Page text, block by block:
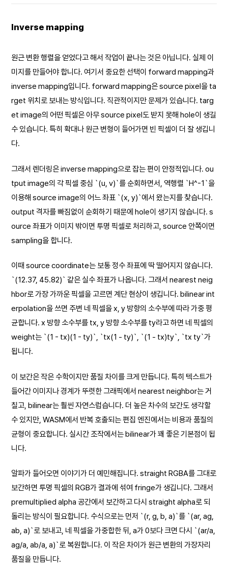
Inverse mapping
원근 변환 행렬을 얻었다고 해서 작업이 끝나는 것은 아닙니다. 실제 이
미지를 만들어야 합니다. 여기서 중요한 선택이 forward mapping과
inverse mapping입니다. forward mapping은 source pixel을 ta
rget 위치로 보내는 방식입니다. 직관적이지만 문제가 있습니다. targ
et image의 어떤 픽셀은 아무 source pixel도 받지 못해 hole이 생길
수 있습니다. 특히 확대나 원근 변형이 들어가면 빈 픽셀이 더 잘 생깁니
다.
그래서 렌더링은 inverse mapping으로 잡는 편이 안정적입니다. ou
tput image의 각 픽셀 중심 `(u, v)`를 순회하면서, 역행렬 `H^-1`을
이용해 source image의 어느 좌표 `(x, y)`에서 왔는지를 찾습니다.
output 격자를 빠짐없이 순회하기 때문에 hole이 생기지 않습니다. s
ource 좌표가 이미지 밖이면 투명 픽셀로 처리하고, source 안쪽이면
sampling을 합니다.
이때 source coordinate는 보통 정수 좌표에 딱 떨어지지 않습니다.
`(12.37, 45.82)` 같은 실수 좌표가 나옵니다. 그래서 nearest neig
hbor로 가장 가까운 픽셀을 고르면 계단 현상이 생깁니다. bilinear int
erpolation을 쓰면 주변 네 픽셀을 x, y 방향의 소수부에 따라 가중 평
균합니다. x 방향 소수부를 tx, y 방향 소수부를 ty라고 하면 네 픽셀의
weight는 `(1 - tx)(1 - ty)`, `tx(1 - ty)`, `(1 - tx)ty`, `tx ty`가
됩니다.
이 보간은 작은 수학이지만 품질 차이를 크게 만듭니다. 특히 텍스트가
들어간 이미지나 경계가 뚜렷한 그래픽에서 nearest neighbor는 거
칠고, bilinear는 훨씬 자연스럽습니다. 더 높은 차수의 보간도 생각할
수 있지만, WASM에서 반복 호출되는 편집 엔진에서는 비용과 품질의
균형이 중요합니다. 실시간 조작에서는 bilinear가 꽤 좋은 기본점이 됩
니다.
알파가 들어오면 이야기가 더 예민해집니다. straight RGBA를 그대로
보간하면 투명 픽셀의 RGB가 결과에 섞여 fringe가 생깁니다. 그래서
premultiplied alpha 공간에서 보간하고 다시 straight alpha로 되
돌리는 방식이 필요합니다. 수식으로는 먼저 `(r, g, b, a)`를 `(ar, ag,
ab, a)`로 보내고, 네 픽셀을 가중합한 뒤, a가 0보다 크면 다시 `(ar/a,
ag/a, ab/a, a)`로 복원합니다. 이 작은 차이가 원근 변환의 가장자리
품질을 만듭니다.